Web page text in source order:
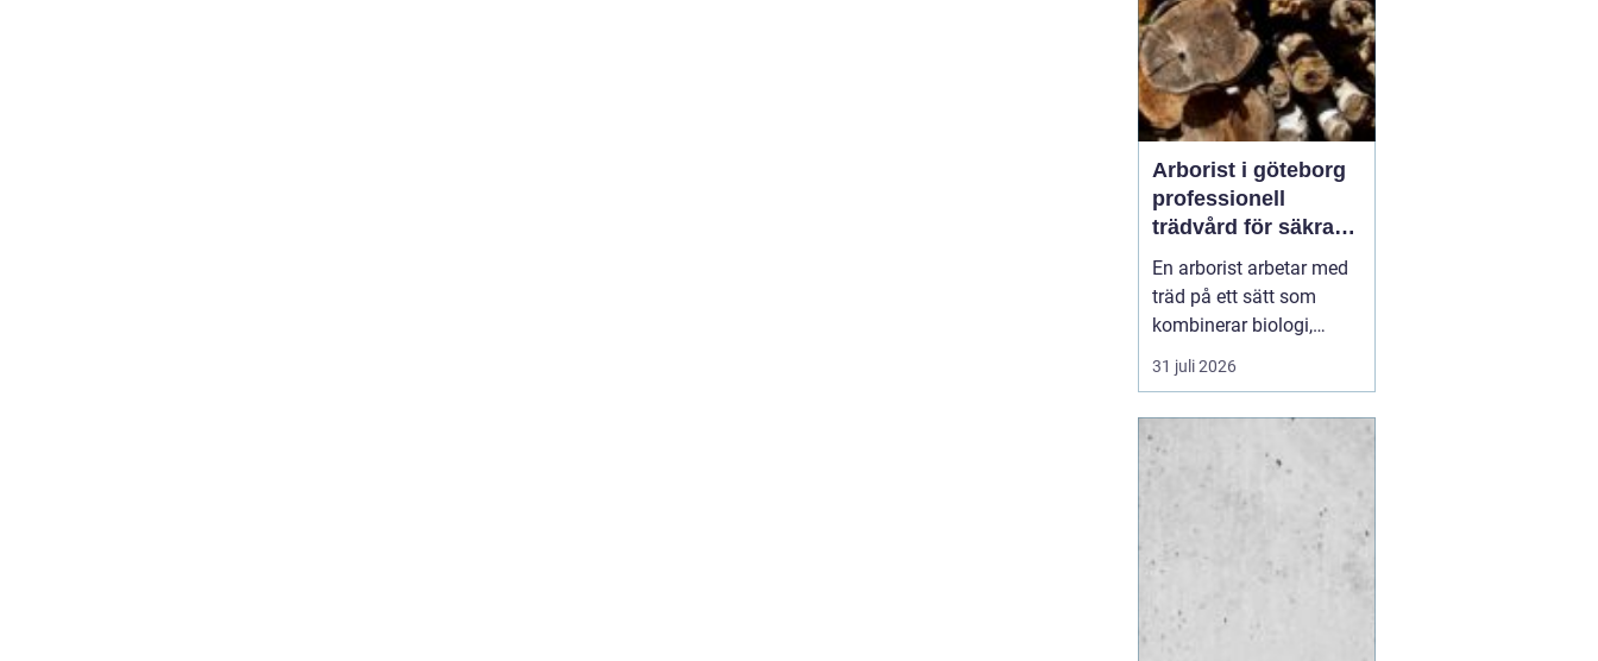
hänsyn, som kultur...
Arborist i göteborg
professionell
trädvård för säkra
och friska träd
En arborist arbetar med
träd på ett sätt som
kombinerar biologi,
säkerhet och hantverk. I
en stad som Göteborg,
med tät bebyggelse,
krävs genomtänkt
trädvård för att både
människor och träd ska
må bra. Många
fastighetsägare, bos...
31 juli 2026